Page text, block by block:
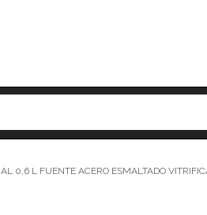
L FUENTE ACERO ESMALTADO